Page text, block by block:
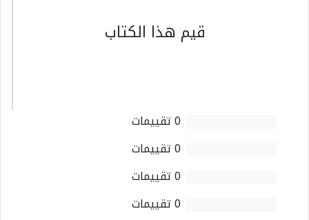
قيم هذا الكتاب
0 تقييمات
0 تقييمات
0 تقييمات
0 تقييمات